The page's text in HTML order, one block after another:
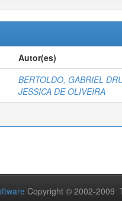
Autor(es)
BERTOLDO, GABRIEL
JESSICA DE OLIVEIRA
Copyright © 2002-2009